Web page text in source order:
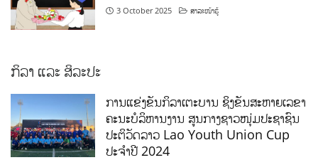
3 October 2025 ສາລະໜ້າຮູ້
ກິລາ ແລະ ສິລະປະ
ການແຂ່ງຂັນກິລາເຕະບານ ຊິງຂັນສະຫາຍເລຂາ
ຄະນະບໍລິຫານງານ ສູນກາງຊາວໜຸ່ມປະຊາຊົນ
ປະຕິວັດລາວ Lao Youth Union Cup
ປະຈຳປີ 2024